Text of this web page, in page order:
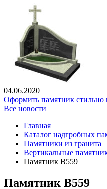
04.06.2020
Оформить памятник
Все новости
Главная
Каталог надгробных
Памятники из гранита
Вертикальные
Памятник В559
Памятник В559